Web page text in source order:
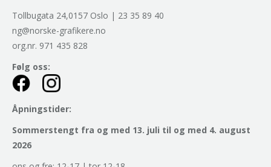
Tollbugata 24,0157 Oslo | 23 35 89 40
ng@norske-grafikere.no
org.nr. 971 435 828
Følg oss:
Åpningstider:
Sommerstengt fra og med 13. juli til og med 4. august
2026